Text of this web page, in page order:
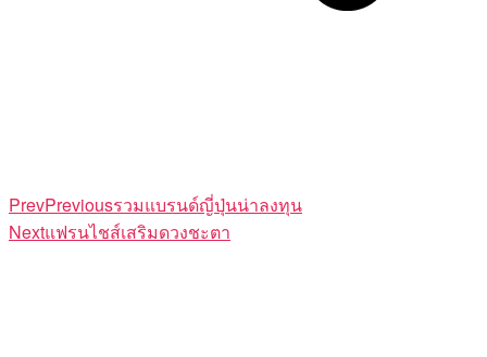
PrevPreviousรวมแบรนด์ญี่ปุ่นน่าลงทุน
Nextแฟรนไชส์เสริมดวงชะตา